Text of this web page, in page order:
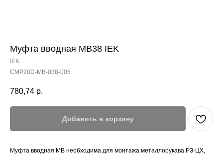
Муфта вводная MB38 IEK
IEK
CMP20D-MB-038-005
780,74 р.
Добавить в корзину
Муфта вводная MB необходима для монтажа металлорукава РЗ-ЦХ,